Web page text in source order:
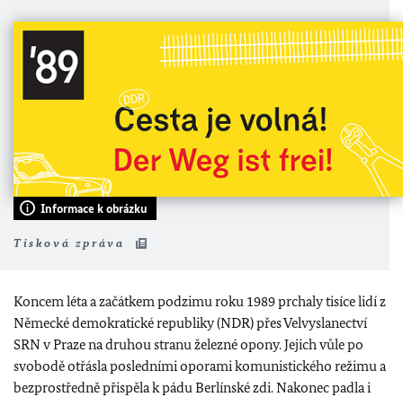
Informace k obrázku
Tisková zpráva
Koncem léta a začátkem podzimu roku 1989 prchaly tisíce lidí z
Německé demokratické republiky (NDR) přes Velvyslanectví
SRN v Praze na druhou stranu železné opony. Jejich vůle po
svobodě otřásla posledními oporami komunistického režimu a
bezprostředně přispěla k pádu Berlínské zdi. Nakonec padla i